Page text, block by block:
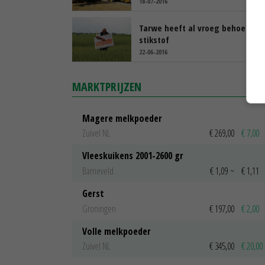
Tarwe heeft al vroeg behoefte
stikstof
22-06-2016
MARKTPRIJZEN
Magere melkpoeder
Zuivel NL
€ 269,00 € 7,00
Vleeskuikens 2001-2600 gr
Barneveld
€ 1,09 ~ € 1,11
Gerst
Groningen
€ 197,00 € 2,00
Volle melkpoeder
Zuivel NL
€ 345,00 € 20,00